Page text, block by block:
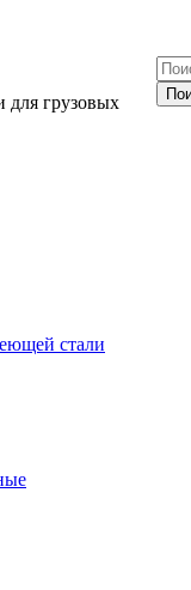
для грузовых
стали